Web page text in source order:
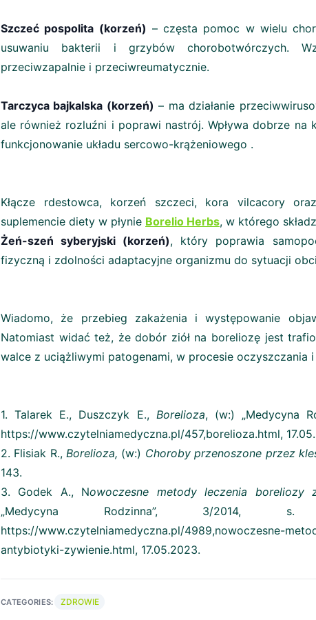
Szczeć pospolita (korzeń) – częsta pomoc w wielu
usuwaniu bakterii i grzybów chorobotwórczych.
przeciwzapalnie i przeciwreumatycznie.
Tarczyca bajkalska (korzeń) – ma działanie
ale również rozluźni i poprawi nastrój. Wpływa dobrze
funkcjonowanie układu sercowo-krążeniowego .
Kłącze rdestowca, korzeń szczeci, kora vilcacory
suplemencie diety w płynie Borelio Herbs, w którego
Żeń-szeń syberyjski (korzeń), który poprawia
fizyczną i zdolności adaptacyjne organizmu do sytuacji
Wiadomo, że przebieg zakażenia i występowanie
Natomiast widać też, że dobór ziół na boreliozę jest
walce z uciążliwymi patogenami, w procesie oczyszczania
1. Talarek E., Duszczyk E., Borelioza, (w:) „Medycyna
https://www.czytelniamedyczna.pl/457,borelioza.html,
2. Flisiak R.,Borelioza, (w:) Choroby przenoszone przez
143.
3. Godek A., Nowoczesne metody leczenia boreliozy
„Medycyna Rodzinna”, 3/2014,
https://www.czytelniamedyczna.pl/4989,nowoczesne-
antybiotyki-zywienie.html, 17.05.2023.
CATEGORIES: ZDROWIE